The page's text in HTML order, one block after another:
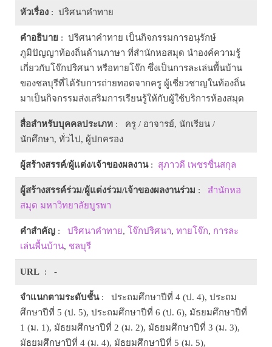
หัวเรื่อง : ปริศนาคำทาย
คำอธิบาย : ปริศนาคำทาย เป็นกิจกรรมการอนุรักษ์
ภูมิปัญญาท้องถิ่นด้านภาษา ที่สำนักหอสมุด นำองค์ความรู้
เกี่ยวกับโจ๊กปริศนา หรือทายโจ๊ก ซึ่งเป็นการละเล่นพื้นบ้าน
ของชลบุรีที่ได้รับการถ่ายทอดจากครู ผู้เชี่ยวชาญในท้องถิ่น
มาเป็นกิจกรรมส่งเสริมการเรียนรู้ให้กับผู้ใช้บริการห้องสมุด
สื่อสำหรับบุคคลประเภท : ครู / อาจารย์, นักเรียน /
นักศึกษา, ทั่วไป, ผู้ปกครอง
ผู้สร้างสรรค์/ผู้แต่ง/เจ้าของผลงาน: สุภาวดี เพชรชื่นสกุล
ผู้สร้างสรรค์ร่วม/ผู้แต่งร่วม/เจ้าของผลงานร่วม : สำนักหอ
สมุด มหาวิทยาลัยบูรพา
คำสำคัญ : ปริศนาคำทาย, โจ๊กปริศนา, ทายโจ๊ก, การละ
เล่นพื้นบ้าน, ชลบุรี
URL : -
จำแนกตามระดับชั้น: ประถมศึกษาปีที่ 4 (ป. 4), ประถม
ศึกษาปีที่ 5 (ป. 5), ประถมศึกษาปีที่ 6 (ป. 6), มัธยมศึกษาปีที่
1 (ม. 1), มัธยมศึกษาปีที่ 2 (ม. 2), มัธยมศึกษาปีที่ 3 (ม. 3),
มัธยมศึกษาปีที่ 4 (ม. 4), มัธยมศึกษาปีที่ 5 (ม. 5),